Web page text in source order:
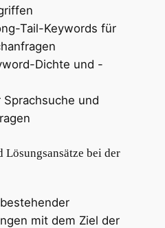
Tail-Keywords für
Dichte und -
und
Lösungsansätze bei der
mit dem Ziel der